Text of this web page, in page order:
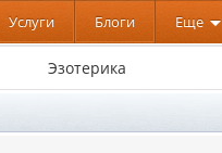
Услуги Блоги Еще
Эзотерика